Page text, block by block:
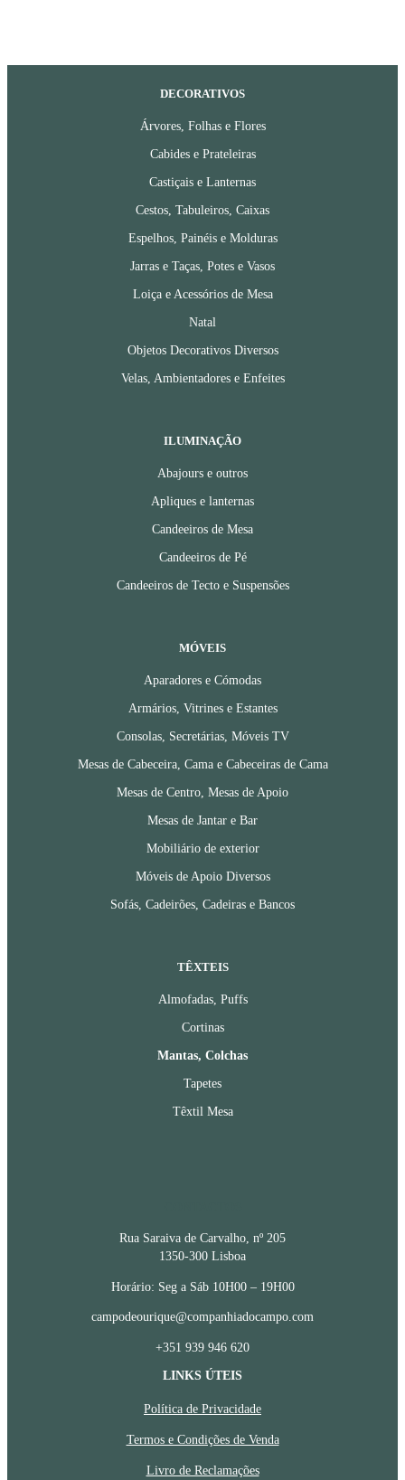
DECORATIVOS
Árvores, Folhas e Flores
Cabides e Prateleiras
Castiçais e Lanternas
Cestos, Tabuleiros, Caixas
Espelhos, Painéis e Molduras
Jarras e Taças, Potes e Vasos
Loiça e Acessórios de Mesa
Natal
Objetos Decorativos Diversos
Velas, Ambientadores e Enfeites
ILUMINAÇÃO
Abajours e outros
Apliques e lanternas
Candeeiros de Mesa
Candeeiros de Pé
Candeeiros de Tecto e Suspensões
MÓVEIS
Aparadores e Cómodas
Armários, Vitrines e Estantes
Consolas, Secretárias, Móveis TV
Mesas de Cabeceira, Cama e Cabeceiras de Cama
Mesas de Centro, Mesas de Apoio
Mesas de Jantar e Bar
Mobiliário de exterior
Móveis de Apoio Diversos
Sofás, Cadeirões, Cadeiras e Bancos
TÊXTEIS
Almofadas, Puffs
Cortinas
Mantas, Colchas
Tapetes
Têxtil Mesa
LINKS ÚTEIS
Política de Privacidade
Termos e Condições de Venda
Livro de Reclamações
Rua Saraiva de Carvalho, nº 205
1350-300 Lisboa
Horário: Seg a Sáb 10H00 – 19H00
campodeourique@companhiadocampo.com
+351 939 946 620